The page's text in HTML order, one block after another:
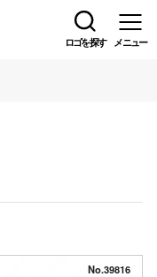
ロゴを探す メニュー
No.39816